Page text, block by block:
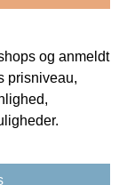
og anmeldt
prisniveau,